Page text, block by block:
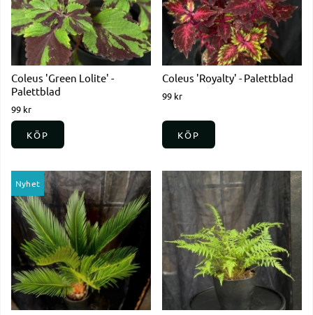
Coleus 'Green Lolite' -
Palettblad
99 kr
KÖP
Coleus 'Royalty' - Palettblad
99 kr
KÖP
Nyhet